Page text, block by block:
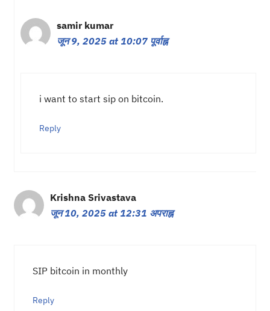
samir kumar
जून 9, 2025 at 10:07 पूर्वाह्न
i want to start sip on bitcoin.
Reply
Krishna Srivastava
जून 10, 2025 at 12:31 अपराह्न
SIP bitcoin in monthly
Reply